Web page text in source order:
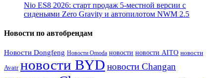
Nio ES8 2026: старт продаж 5-местной версии с
сиденьями Zero Gravity и автопилотом NWM 2.5
Новости по автобрендам
Новости Dongfeng Новости Omoda новости новости AITO новости
Avatr новости BYD новости Changan